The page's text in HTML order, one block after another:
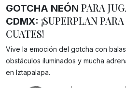
GOTCHA NEÓN PARA
CDMX: ¡SUPERPLAN
CUATES!
Vive la emoción del gotcha con
obstáculos iluminados y mucha
en Iztapalapa.